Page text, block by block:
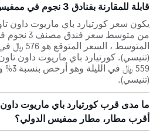
قابلة للمقارنة بفنادق 3 نجوم في ممفيس (تنيسي)؟
يكون سعر كورتيارد باي ماريوت داون
من متوسط
المتوسط ،
(تنيسي). كورتيارد باي ماريوت داون
559 ﷼
(تنيسي).
ما مدى قرب كورتيارد باي ماريوت
أقرب مطار، مطار ممفيس الدولي؟